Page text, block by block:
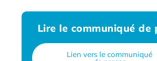
Lire le communiqué de
Lien vers le communiqué